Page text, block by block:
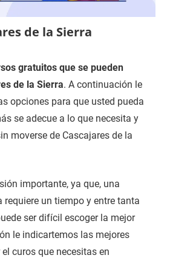
de la Sierra
gratuitos que se pueden
de la Sierra. A continuación le
opciones para que usted pueda
se adecue a lo que necesita y
moverse de Cascajares de la
importante, ya que, una
un tiempo y entre tanta
ser difícil escoger la mejor
le indicartemos las mejores
curos que necesitas en